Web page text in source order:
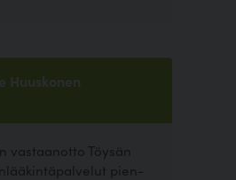
Huuskonen
vastaanotto Töysän
pien-